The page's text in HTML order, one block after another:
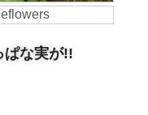
ぱな実が!!